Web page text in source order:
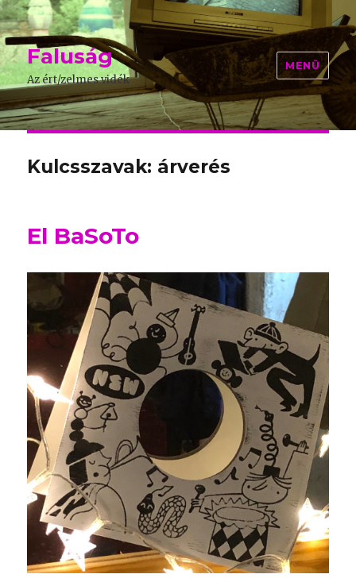
Faluság
Az ért/zelmes vidék
MENÜ
Kulcsszavak: árverés
El BaSoTo